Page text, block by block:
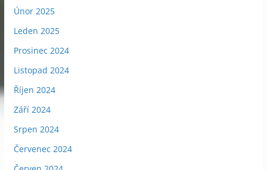
Únor 2025
Leden 2025
Prosinec 2024
Listopad 2024
Říjen 2024
Září 2024
Srpen 2024
Červenec 2024